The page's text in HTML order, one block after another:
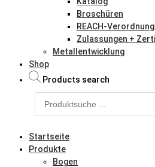
Broschüren
REACH-Verordnung
Zulassungen +
Metallentwicklung
Shop
Products search
Startseite
Produkte
Bogen